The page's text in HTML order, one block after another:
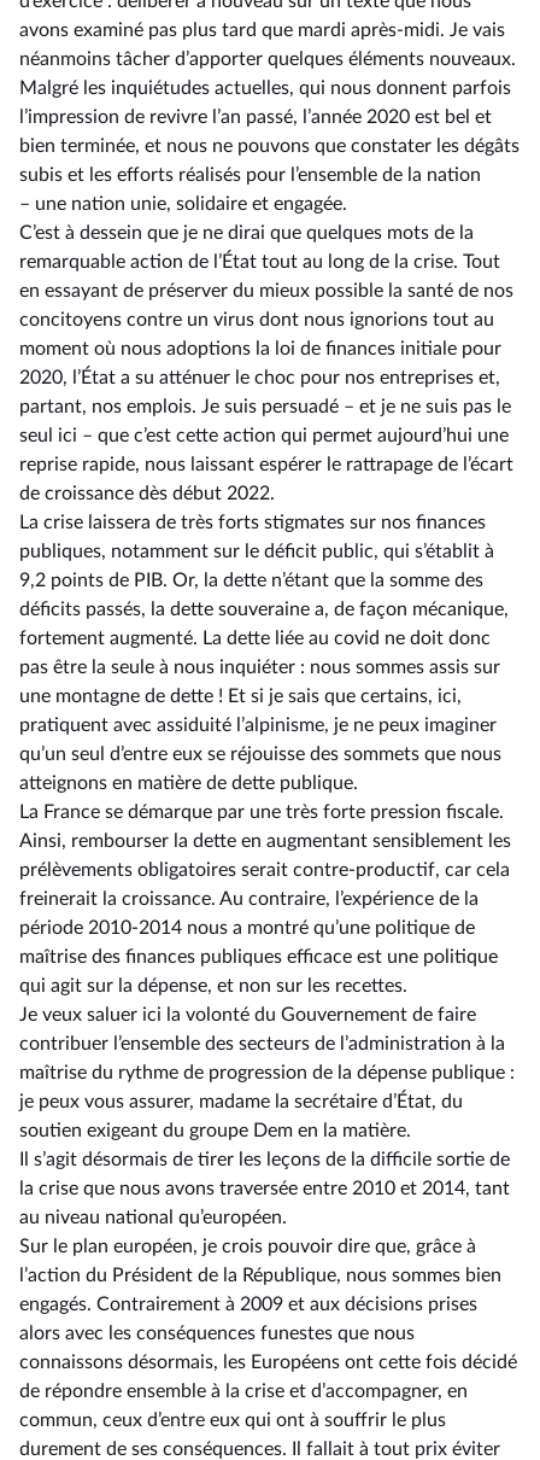
avons examiné pas plus tard que mardi après-midi. Je vais
néanmoins tâcher d’apporter quelques éléments nouveaux.
Malgré les inquiétudes actuelles, qui nous donnent parfois
l’impression de revivre l’an passé, l’année 2020 est bel et
bien terminée, et nous ne pouvons que constater les dégâts
subis et les efforts réalisés pour l’ensemble de la nation
–⁠ une nation unie, solidaire et engagée.
C’est à dessein que je ne dirai que quelques mots de la
remarquable action de l’État tout au long de la crise. Tout
en essayant de préserver du mieux possible la santé de nos
concitoyens contre un virus dont nous ignorions tout au
moment où nous adoptions la loi de finances initiale pour
2020, l’État a su atténuer le choc pour nos entreprises et,
partant, nos emplois. Je suis persuadé –⁠ et je ne suis pas le
seul ici – que c’est cette action qui permet aujourd’hui une
reprise rapide, nous laissant espérer le rattrapage de l’écart
de croissance dès début 2022.
La crise laissera de très forts stigmates sur nos finances
publiques, notamment sur le déficit public, qui s’établit à
9,2 points de PIB. Or, la dette n’étant que la somme des
déficits passés, la dette souveraine a, de façon mécanique,
fortement augmenté. La dette liée au covid ne doit donc
pas être la seule à nous inquiéter : nous sommes assis sur
une montagne de dette ! Et si je sais que certains, ici,
pratiquent avec assiduité l’alpinisme, je ne peux imaginer
qu’un seul d’entre eux se réjouisse des sommets que nous
atteignons en matière de dette publique.
La France se démarque par une très forte pression fiscale.
Ainsi, rembourser la dette en augmentant sensiblement les
prélèvements obligatoires serait contre-productif, car cela
freinerait la croissance. Au contraire, l’expérience de la
période 2010-2014 nous a montré qu’une politique de
maîtrise des finances publiques efficace est une politique
qui agit sur la dépense, et non sur les recettes.
Je veux saluer ici la volonté du Gouvernement de faire
contribuer l’ensemble des secteurs de l’administration à la
maîtrise du rythme de progression de la dépense publique :
je peux vous assurer, madame la secrétaire d’État, du
soutien exigeant du groupe Dem en la matière.
Il s’agit désormais de tirer les leçons de la difficile sortie de
la crise que nous avons traversée entre 2010 et 2014, tant
au niveau national qu’européen.
Sur le plan européen, je crois pouvoir dire que, grâce à
l’action du Président de la République, nous sommes bien
engagés. Contrairement à 2009 et aux décisions prises
alors avec les conséquences funestes que nous
connaissons désormais, les Européens ont cette fois décidé
de répondre ensemble à la crise et d’accompagner, en
commun, ceux d’entre eux qui ont à souffrir le plus
durement de ses conséquences. Il fallait à tout prix éviter